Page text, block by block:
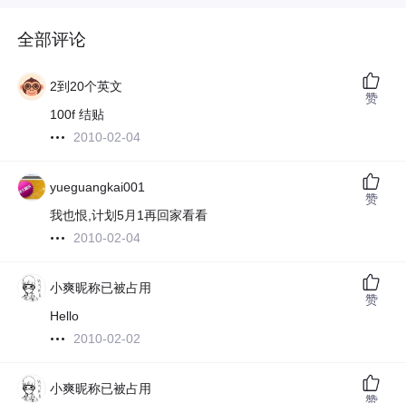
全部评论
2到20个英文
100f 结贴
2010-02-04
赞
yueguangkai001
我也恨,计划5月1再回家看看
2010-02-04
赞
小爽昵称已被占用
Hello
2010-02-02
赞
小爽昵称已被占用
赞